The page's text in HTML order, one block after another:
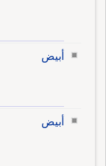
أبيض
أبيض